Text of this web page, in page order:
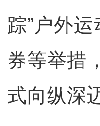
踪”户外
券等举措
式向纵深